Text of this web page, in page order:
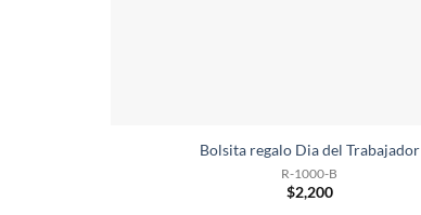
Bolsita regalo Dia del Trabajador
R-1000-B
$2,200